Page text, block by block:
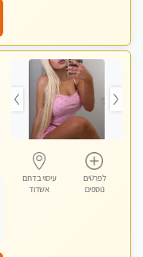
לפרטים
נוספים
עיסוי בדרום
אשדוד